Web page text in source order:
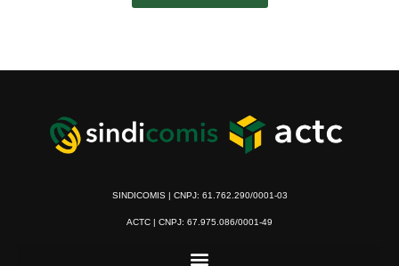
SINDICOMIS | CNPJ: 61.762.290/0001-03
ACTC | CNPJ: 67.975.086/0001-49